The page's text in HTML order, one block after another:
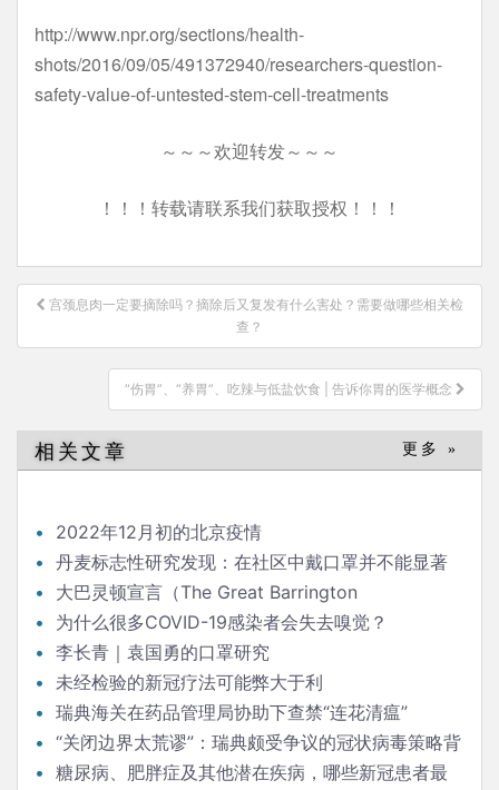
http://www.npr.org/sections/health-
shots/2016/09/05/491372940/researchers-question-
safety-value-of-untested-stem-cell-treatments
～～～欢迎转发～～～
！！！转载请联系我们获取授权！！！
文
导
宫颈息肉一定要摘除吗？摘除后又复发有什么害处？需要做哪些相关检
查？
“伤胃”、“养胃”、吃辣与低盐饮食 | 告诉你胃的医学概念
相关文章 更多 »
2022年12月初的北京疫情
丹麦标志性研究发现：在社区中戴口罩并不能显著
降低（新冠）感染率
大巴灵顿宣言（The Great Barrington
Declaration）
为什么很多COVID-19感染者会失去嗅觉？
李长青｜袁国勇的口罩研究
未经检验的新冠疗法可能弊大于利
瑞典海关在药品管理局协助下查禁“连花清瘟”
“关闭边界太荒谬”：瑞典颇受争议的冠状病毒策略背
后的流行病学家
糖尿病、肥胖症及其他潜在疾病，哪些新冠患者最